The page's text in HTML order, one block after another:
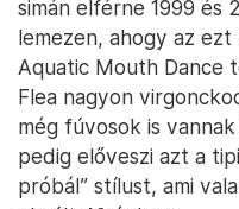
simán elférne 1999 és
lemezen, ahogy az
Aquatic Mouth Dance
Flea nagyon
még fúvosok is
pedig előveszi azt a
próbál” stílust, ami